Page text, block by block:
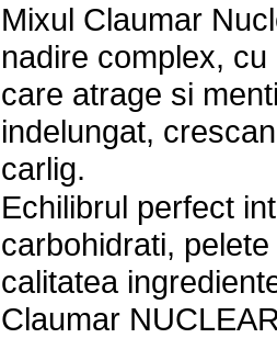
Mixul Claumar
nadire complex,
care atrage si
indelungat,
carlig.
Echilibrul perfect
carbohidrati,
calitatea
Claumar